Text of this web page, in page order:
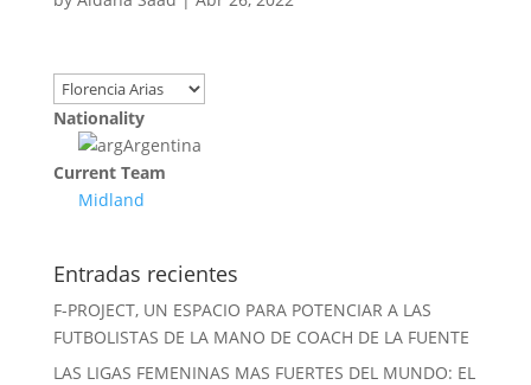
Nationality
Argentina
Current Team
Midland
Entradas recientes
F-PROJECT, UN ESPACIO PARA POTENCIAR A LAS
FUTBOLISTAS DE LA MANO DE COACH DE LA FUENTE
LAS LIGAS FEMENINAS MAS FUERTES DEL MUNDO: EL